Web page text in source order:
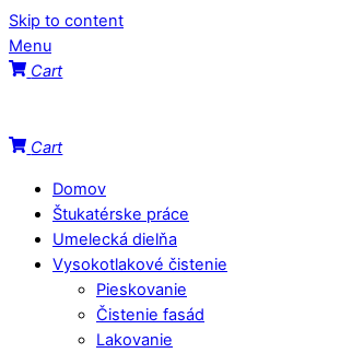
Skip to content
Menu
Cart
Cart
Domov
Štukatérske práce
Umelecká dielňa
Vysokotlakové čistenie
Pieskovanie
Čistenie fasád
Lakovanie